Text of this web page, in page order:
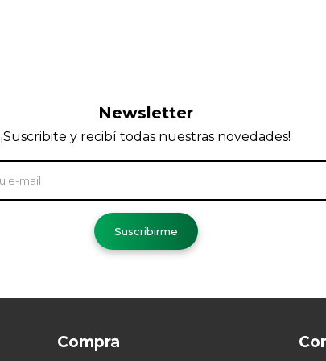
Compra
Newsletter
¡Suscribite y recibí todas nuestras novedades!
Suscribirme